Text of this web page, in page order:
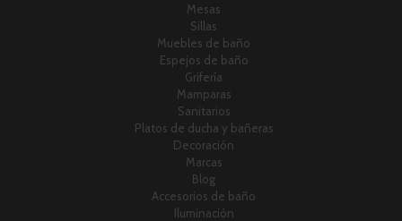
Mesas
Sillas
Muebles de baño
Espejos de baño
Grifería
Mamparas
Sanitarios
Platos de ducha y bañeras
Decoración
Marcas
Blog
Accesorios de baño
Iluminación